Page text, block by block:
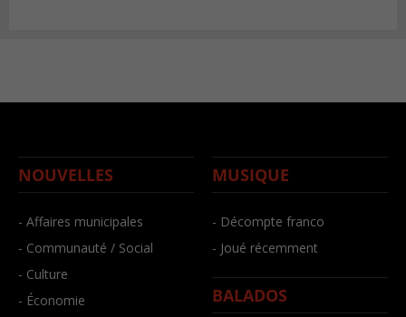
NOUVELLES
- Affaires municipales
- Communauté / Social
- Culture
- Économie
MUSIQUE
- Décompte franco
- Joué récemment
BALADOS